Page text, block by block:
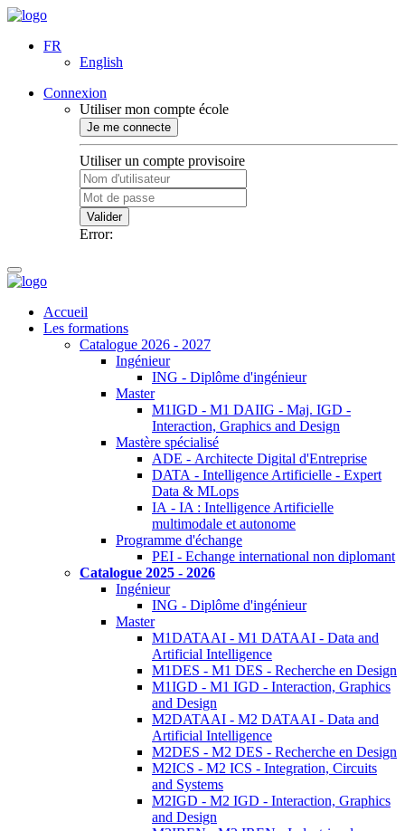
FR
English
Connexion
Utiliser mon compte école
Je me connecte
Utiliser un compte provisoire
Valider
Error:
Accueil
Les formations
Catalogue 2026 - 2027
Ingénieur
ING - Diplôme d'ingénieur
Master
M1IGD - M1 DAIIG - Maj. IGD -
Interaction, Graphics and Design
Mastère spécialisé
ADE - Architecte Digital d'Entreprise
DATA - Intelligence Artificielle - Expert
Data & MLops
IA - IA : Intelligence Artificielle
multimodale et autonome
Programme d'échange
PEI - Echange international non diplomant
Catalogue 2025 - 2026
Ingénieur
ING - Diplôme d'ingénieur
Master
M1DATAAI - M1 DATAAI - Data and
Artificial Intelligence
M1DES - M1 DES - Recherche en Design
M1IGD - M1 IGD - Interaction, Graphics
and Design
M2DATAAI - M2 DATAAI - Data and
Artificial Intelligence
M2DES - M2 DES - Recherche en Design
M2ICS - M2 ICS - Integration, Circuits
and Systems
M2IGD - M2 IGD - Interaction, Graphics
and Design